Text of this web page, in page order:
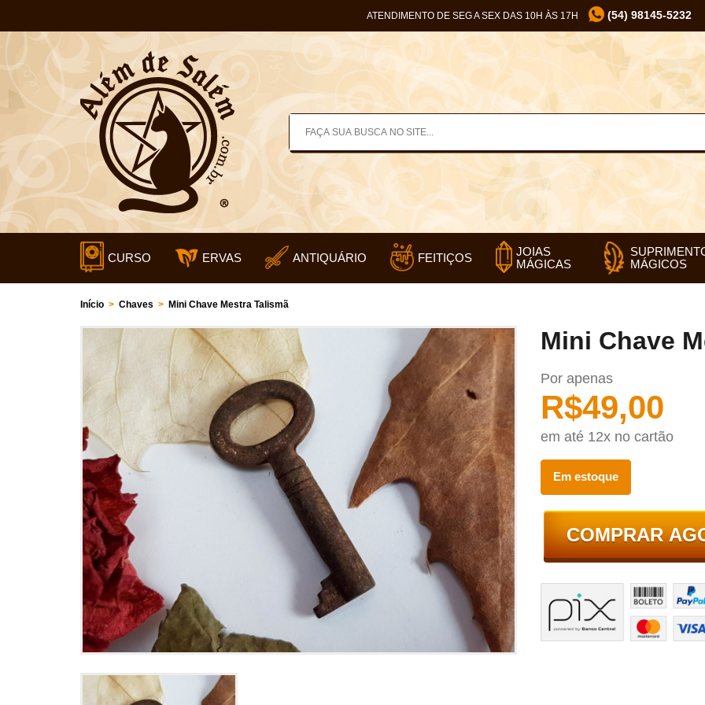
ATENDIMENTO DE SEG A SEX DAS 10H ÀS 17H (54) 98145-5232
CURSO ERVAS ANTIQUÁRIO FEITIÇOS
JOIAS
MÁGICAS
MÁGICOS
Início > Chaves > Mini Chave Mestra Talismã
Mini Chave
Por apenas
R$49,00
em até 12x no cartão
Em estoque
COMPRAR